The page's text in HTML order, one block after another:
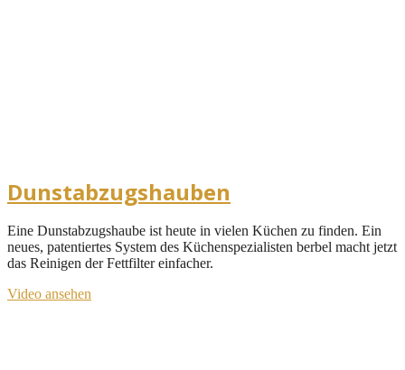
Dunstabzugshauben
Eine Dunstabzugshaube ist heute in vielen Küchen zu finden. Ein
neues, patentiertes System des Küchenspezialisten berbel macht jetzt
das Reinigen der Fettfilter einfacher.
Video ansehen